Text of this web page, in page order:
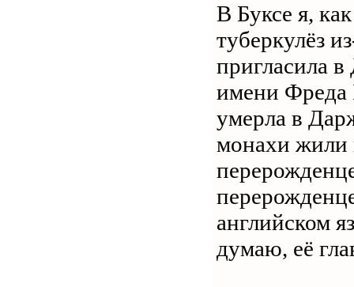
В Буксе я,
туберкулёз
пригласила
имени Фреда
умерла в
монахи жили
английском
думаю, её